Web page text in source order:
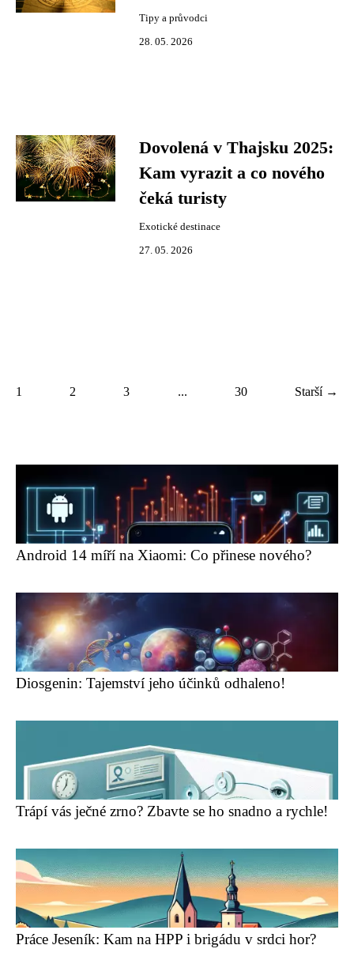
Tipy a průvodci
28. 05. 2026
Dovolená v Thajsku 2025:
Kam vyrazit a co nového
čeká turisty
Exotické destinace
27. 05. 2026
1 2 3 ... 30 Starší →
Android 14 míří na Xiaomi: Co přinese nového?
Diosgenin: Tajemství jeho účinků odhaleno!
Trápí vás ječné zrno? Zbavte se ho snadno a rychle!
Práce Jeseník: Kam na HPP i brigádu v srdci hor?